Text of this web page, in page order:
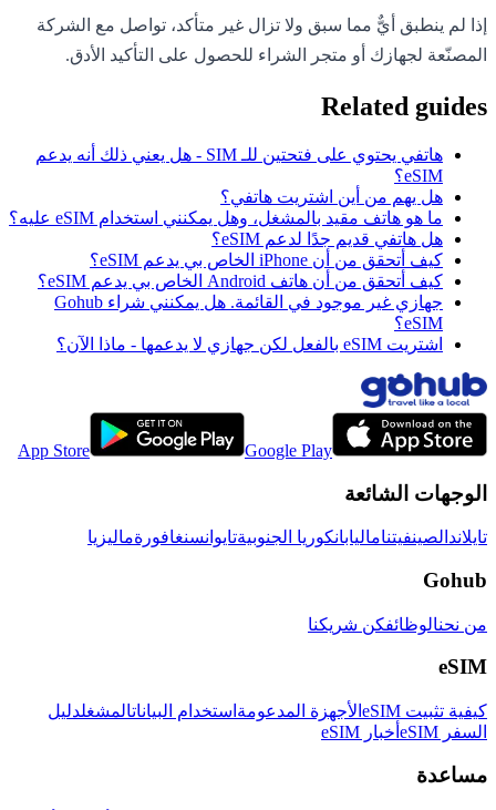
إذا لم ينطبق أيٌّ مما سبق ولا تزال غير متأكد، تواصل مع الشركة
المصنّعة لجهازك أو متجر الشراء للحصول على التأكيد الأدق.
Related guides
هاتفي يحتوي على فتحتين للـ SIM - هل يعني ذلك أنه يدعم
eSIM؟
هل يهم من أين اشتريت هاتفي؟
ما هو هاتف مقيد بالمشغل، وهل يمكنني استخدام eSIM عليه؟
هل هاتفي قديم جدًا لدعم eSIM؟
كيف أتحقق من أن iPhone الخاص بي يدعم eSIM؟
كيف أتحقق من أن هاتف Android الخاص بي يدعم eSIM؟
جهازي غير موجود في القائمة. هل يمكنني شراء Gohub
eSIM؟
اشتريت eSIM بالفعل لكن جهازي لا يدعمها - ماذا الآن؟
App Store Google Play
الوجهات الشائعة
تايلاند الصينفيتناماليابانكوريا الجنوبيةتايوانسنغافورةماليزيا
Gohub
من نحنالوظائفكن شريكنا
eSIM
كيفية تثبيت eSIM الأجهزة المدعومة استخدام البياناتالمشغلدليل
السفر eSIM
أخبار eSIM
مساعدة